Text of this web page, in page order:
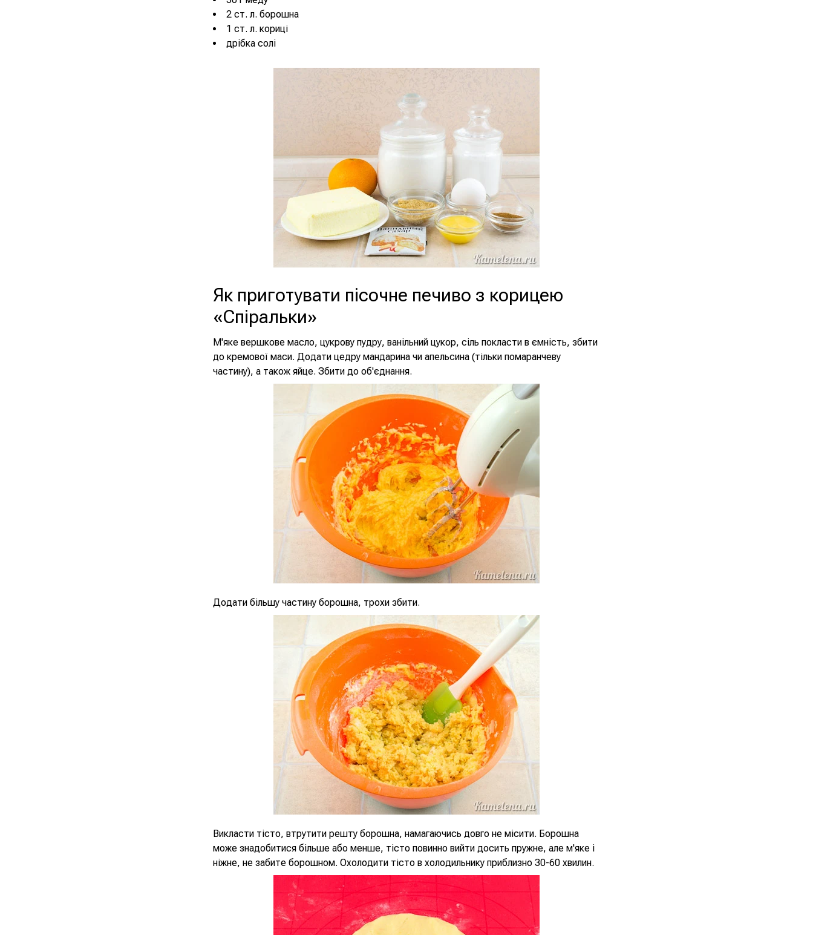
2 ст. л. борошна
1 ст. л. кориці
дрібка солі
Як приготувати пісочне печиво з корицею
«Спіральки»
М'яке вершкове масло, цукрову пудру, ванільний цукор, сіль покласти в ємність, збити
до кремової маси. Додати цедру мандарина чи апельсина (тільки помаранчеву
частину), а також яйце. Збити до об'єднання.
Додати більшу частину борошна, трохи збити.
Викласти тісто, втрутити решту борошна, намагаючись довго не місити. Борошна
може знадобитися більше або менше, тісто повинно вийти досить пружне, але м'яке і
ніжне, не забите борошном. Охолодити тісто в холодильнику приблизно 30-60 хвилин.